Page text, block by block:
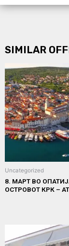
SIMILAR
Uncategorized
8. МАРТ ВО
ОСТРОВОТ КРК –